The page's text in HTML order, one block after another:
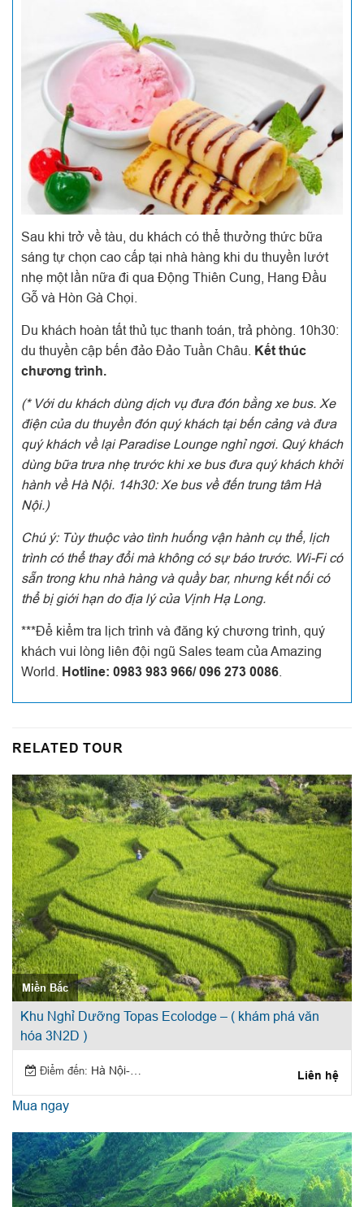
Sau khi trở về tàu, du khách có thể thưởng thức bữa
sáng tự chọn cao cấp tại nhà hàng khi du thuyền lướt
nhẹ một lần nữa đi qua Động Thiên Cung, Hang Đầu
Gỗ và Hòn Gà Chọi.
Du khách hoàn tất thủ tục thanh toán, trả phòng. 10h30:
du thuyền cập bến đảo Đảo Tuần Châu. Kết thúc
chương trình.
(* Với du khách dùng dịch vụ đưa đón bằng xe bus. Xe
điện của du thuyền đón quý khách tại bến cảng và đưa
quý khách về lại Paradise Lounge nghỉ ngơi. Quý khách
dùng bữa trưa nhẹ trước khi xe bus đưa quý khách khởi
hành về Hà Nội. 14h30: Xe bus về đến trung tâm Hà
Nội.)
Chú ý: Tùy thuộc vào tình huống vận hành cụ thể, lịch
trình có thể thay đổi mà không có sự báo trước. Wi-Fi có
sẵn trong khu nhà hàng và quầy bar, nhưng kết nối có
thể bị giới hạn do địa lý của Vịnh Hạ Long.
***Để kiểm tra lịch trình và đăng ký chương trình, quý
khách vui lòng liên đội ngũ Sales team của Amazing
World. Hotline: 0983 983 966/ 096 273 0086
RELATED TOUR
Miền Bắc
Khu Nghỉ Dưỡng Topas Ecolodge – ( khám phá văn
hóa 3N2D )
Điểm đến: Hà Nội-Sapa Liên hệ
Mua ngay